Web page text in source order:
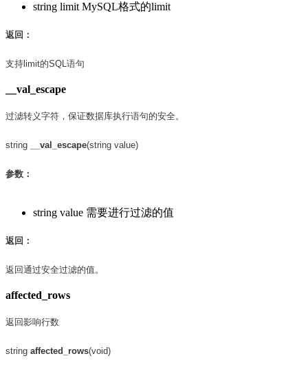
string limit MySQL格式的limit
返回：
支持limit的SQL语句
__val_escape
过滤转义字符，保证数据库执行语句的安全。
string __val_escape(string value)
参数：
string value 需要进行过滤的值
返回：
返回通过安全过滤的值。
affected_rows
返回影响行数
string affected_rows(void)